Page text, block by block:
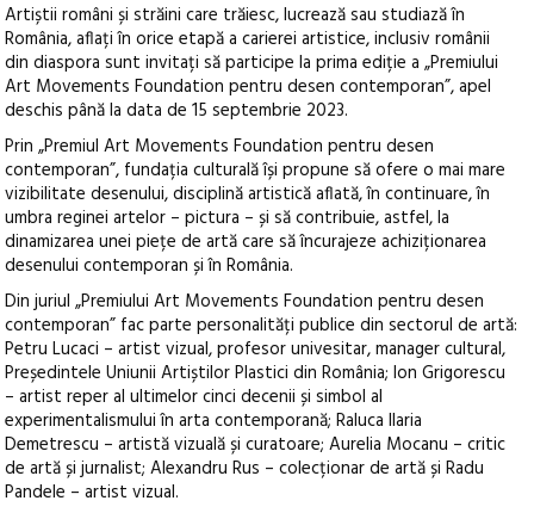
Artiștii români și străini care trăiesc, lucrează sau studiază în
România, aflați în orice etapă a carierei artistice, inclusiv românii
din diaspora sunt invitați să participe la prima ediție a „Premiului
Art Movements Foundation pentru desen contemporan”, apel
deschis până la data de 15 septembrie 2023.
Prin „Premiul Art Movements Foundation pentru desen
contemporan”, fundația culturală își propune să ofere o mai mare
vizibilitate desenului, disciplină artistică aflată, în continuare, în
umbra reginei artelor – pictura – și să contribuie, astfel, la
dinamizarea unei piețe de artă care să încurajeze achiziționarea
desenului contemporan și în România.
Din juriul „Premiului Art Movements Foundation pentru desen
contemporan” fac parte personalități publice din sectorul de artă:
Petru Lucaci – artist vizual, profesor univesitar, manager cultural,
Președintele Uniunii Artiștilor Plastici din România; Ion Grigorescu
– artist reper al ultimelor cinci decenii și simbol al
experimentalismului în arta contemporană; Raluca Ilaria
Demetrescu – artistă vizuală și curatoare; Aurelia Mocanu – critic
de artă și jurnalist; Alexandru Rus – colecționar de artă și Radu
Pandele – artist vizual.